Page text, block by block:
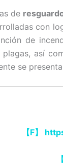
de
con
de
así
se
【F】